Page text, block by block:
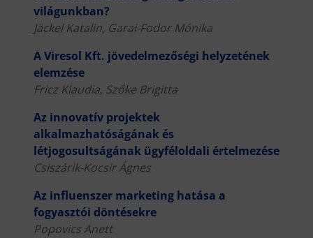
világunkban?
Jäckel Katalin, Garai-Fodor Mónika
A Viresol Kft. jövedelmezőségi helyzetének
elemzése
Fricz Klaudia, Szőke Brigitta
Az innovatív projektek
alkalmazhatóságának és
létjogosultságának ügyféloldali értelmezése
Csiszárik-Kocsir Ágnes
Az influenszer marketing hatása a
fogyasztói döntésekre
Popovics Anett